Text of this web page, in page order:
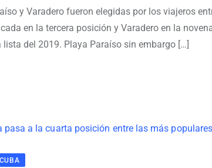
y Varadero fueron elegidas por los viajeros
en la tercera posición y Varadero en la
lista del 2019. Playa Paraíso sin embargo […]